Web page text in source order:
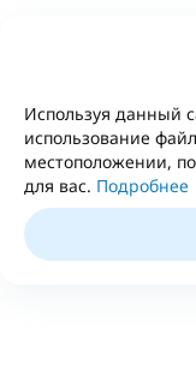
Используя данный
использование
местоположении,
для вас. Подробнее